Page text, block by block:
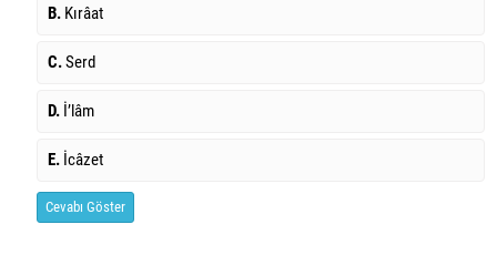
B. Kırâat
C.Serd
D. İ’lâm
E. İcâzet
Cevabı Göster